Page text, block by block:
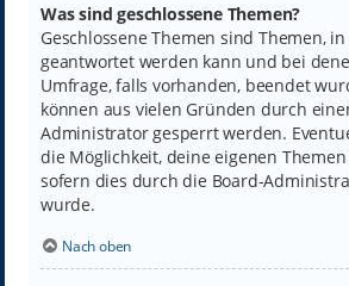
Was sind geschlossene Themen?
Geschlossene Themen sind Themen,
geantwortet werden kann und bei
Umfrage, falls vorhanden, beendet
können aus vielen Gründen durch
Administrator gesperrt werden.
die Möglichkeit, deine eigenen
sofern dies durch die Board-
wurde.
Nach oben